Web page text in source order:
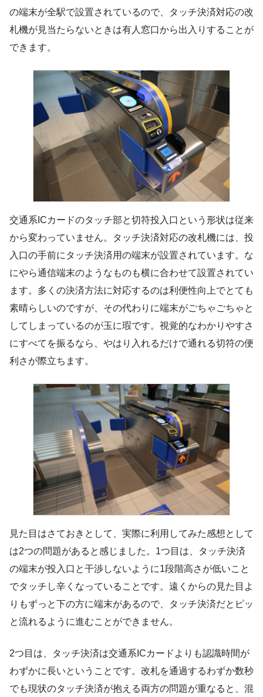
の端末が全駅で設置されているので、タッチ決済対応の改
札機が見当たらないときは有人窓口から出入りすることが
できます。
交通系ICカードのタッチ部と切符投入口という形状は従来
から変わっていません。タッチ決済対応の改札機には、投
入口の手前にタッチ決済用の端末が設置されています。な
にやら通信端末のようなものも横に合わせて設置されてい
ます。多くの決済方法に対応するのは利便性向上でとても
素晴らしいのですが、その代わりに端末がごちゃごちゃと
してしまっているのが玉に瑕です。視覚的なわかりやすさ
にすべてを振るなら、やはり入れるだけで通れる切符の便
利さが際立ちます。
見た目はさておきとして、実際に利用してみた感想として
は2つの問題があると感じました。1つ目は、タッチ決済
の端末が投入口と干渉しないように1段階高さが低いこと
でタッチし辛くなっていることです。遠くからの見た目よ
りもずっと下の方に端末があるので、タッチ決済だとピッ
と流れるように進むことができません。
2つ目は、タッチ決済は交通系ICカードよりも認識時間が
わずかに長いということです。改札を通過するわずか数秒
でも現状のタッチ決済が抱える両方の問題が重なると、混